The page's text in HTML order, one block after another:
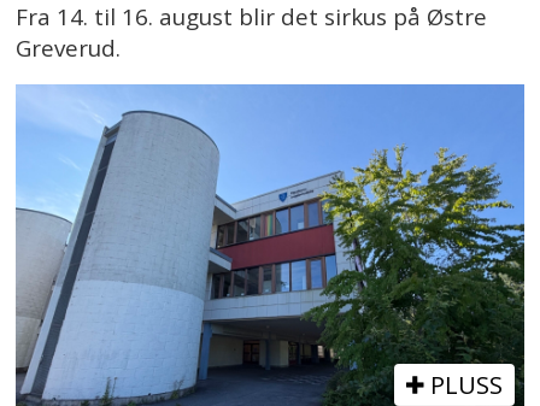
Fra 14. til 16. august blir det sirkus på Østre
Greverud.
PLUSS